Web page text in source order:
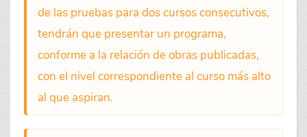
de las pruebas para dos cursos consecutivos,
tendrán que presentar un programa,
conforme a la relación de obras publicadas,
con el nivel correspondiente al curso más alto
al que aspiran.